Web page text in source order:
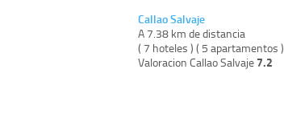
Callao Salvaje
A 7.38 km de distancia
( 7 hoteles ) ( 5 apartamentos )
Valoracion Callao Salvaje 7.2